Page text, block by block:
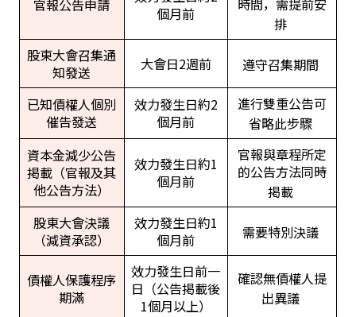
官報公告申請
個月前
時間，需提前安
排
股東大會召集通
知發送
大會日2週前 遵守召集期間
已知債權人個別
催告發送
效力發生日約2
個月前
進行雙重公告可
省略此步驟
資本金減少公告
掲載（官報及其
他公告方法）
效力發生日約1
個月前
官報與章程所定
的公告方法同時
掲載
股東大會決議
（減資承認）
效力發生日約1
個月前
需要特別決議
債權人保護程序
期滿
效力發生日前一
日（公告掲載後
1個月以上）
確認無債權人提
出異議